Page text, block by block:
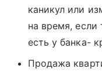
каникул или
на время,
есть у банка-
Продажа